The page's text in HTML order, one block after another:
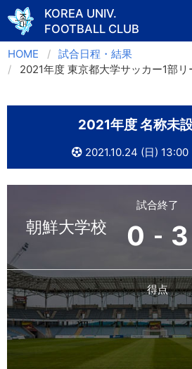
Skip
to
content
KOREA UNIV.
FOOTBALL CLUB
HOME
試合日程・結果
2021年度 東京都大学サッカー1部
2021年度 名称未
2021.10.24 (日) 13:00
朝鮮大学校
試合終了
0 - 3
得点